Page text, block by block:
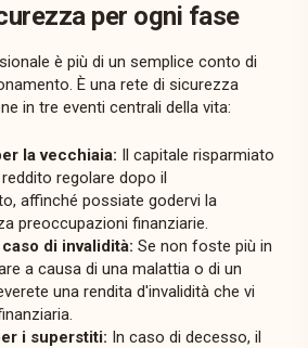
per ogni fase
è più di un semplice conto di
È una rete di sicurezza
in tre eventi centrali della vita:
la vecchiaia: Il capitale risparmiato
regolare dopo il
affinché possiate godervi la
preoccupazioni finanziarie.
di invalidità: Se non foste più in
a causa di una malattia o di un
una rendita d'invalidità che vi
i superstiti: In caso di decesso, il